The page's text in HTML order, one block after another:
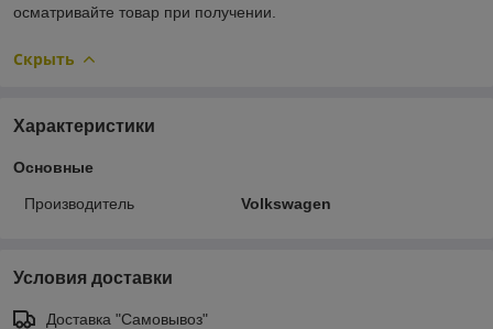
осматривайте товар при получении.
Скрыть
Характеристики
Основные
Производитель Volkswagen
Условия доставки
Доставка "Самовывоз"